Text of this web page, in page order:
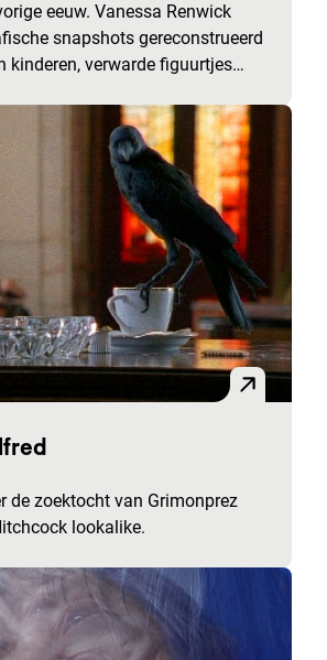
eeuw. Vanessa Renwick
snapshots gereconstrueerd
kinderen, verwarde figuurtjes…
de zoektocht van Grimonprez
lookalike.